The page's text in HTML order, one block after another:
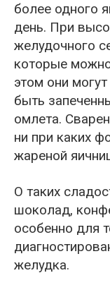
более одного
день. При
желудочного
которые
этом они
быть
омлета.
ни при каких
жареной
О таких
шоколад,
особенно для
желудка.